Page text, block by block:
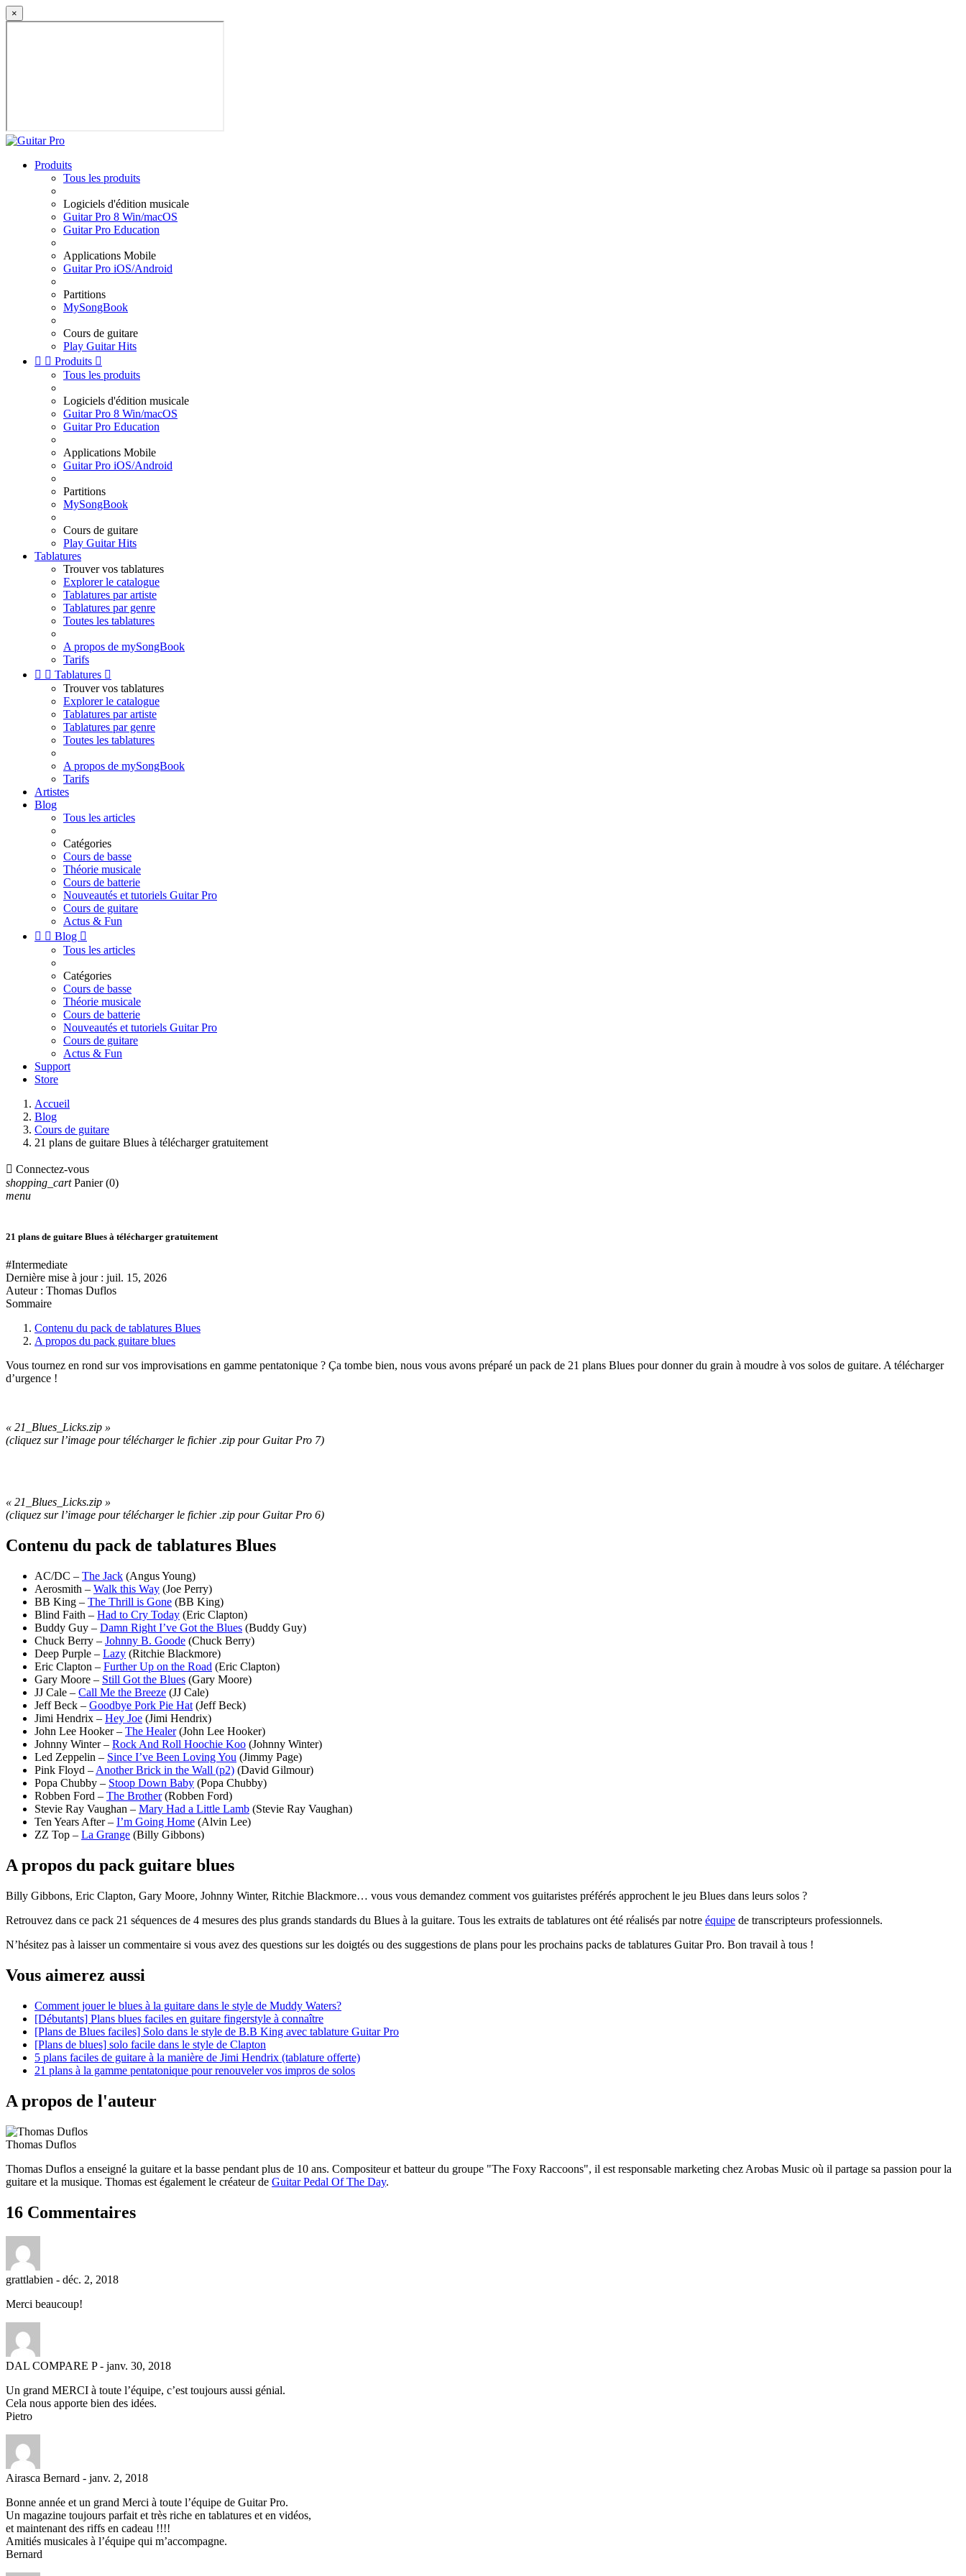
×
Produits
Tous les produits
Logiciels d'édition musicale
Guitar Pro 8 Win/macOS
Guitar Pro Education
Applications Mobile
Guitar Pro iOS/Android
Partitions
MySongBook
Cours de guitare
Play Guitar Hits
  Produits 
Tous les produits
Logiciels d'édition musicale
Guitar Pro 8 Win/macOS
Guitar Pro Education
Applications Mobile
Guitar Pro iOS/Android
Partitions
MySongBook
Cours de guitare
Play Guitar Hits
Tablatures
Trouver vos tablatures
Explorer le catalogue
Tablatures par artiste
Tablatures par genre
Toutes les tablatures
A propos de mySongBook
Tarifs
  Tablatures 
Trouver vos tablatures
Explorer le catalogue
Tablatures par artiste
Tablatures par genre
Toutes les tablatures
A propos de mySongBook
Tarifs
Artistes
Blog
Tous les articles
Catégories
Cours de basse
Théorie musicale
Cours de batterie
Nouveautés et tutoriels Guitar Pro
Cours de guitare
Actus & Fun
  Blog 
Tous les articles
Catégories
Cours de basse
Théorie musicale
Cours de batterie
Nouveautés et tutoriels Guitar Pro
Cours de guitare
Actus & Fun
Support
Store
Accueil
Blog
Cours de guitare
21 plans de guitare Blues à télécharger gratuitement
 Connectez-vous
shopping_cart Panier (0)
menu
21 plans de guitare Blues à télécharger gratuitement
#Intermediate
Dernière mise à jour : juil. 15, 2026
Auteur : Thomas Duflos
Sommaire
Contenu du pack de tablatures Blues
A propos du pack guitare blues
Vous tournez en rond sur vos improvisations en gamme pentatonique ? Ça tombe bien, nous vous avons préparé un pack de 21 plans Blues pour donner du grain à moudre à vos solos de guitare. A télécharger
d’urgence !
« 21_Blues_Licks.zip »
(cliquez sur l’image pour télécharger le fichier .zip pour Guitar Pro 7)
« 21_Blues_Licks.zip »
(cliquez sur l’image pour télécharger le fichier .zip pour Guitar Pro 6)
Contenu du pack de tablatures Blues
AC/DC – The Jack (Angus Young)
Aerosmith – Walk this Way (Joe Perry)
BB King – The Thrill is Gone (BB King)
Blind Faith – Had to Cry Today (Eric Clapton)
Buddy Guy – Damn Right I’ve Got the Blues (Buddy Guy)
Chuck Berry – Johnny B. Goode (Chuck Berry)
Deep Purple – Lazy (Ritchie Blackmore)
Eric Clapton – Further Up on the Road (Eric Clapton)
Gary Moore – Still Got the Blues (Gary Moore)
JJ Cale – Call Me the Breeze (JJ Cale)
Jeff Beck – Goodbye Pork Pie Hat (Jeff Beck)
Jimi Hendrix – Hey Joe (Jimi Hendrix)
John Lee Hooker – The Healer(John Lee Hooker)
Johnny Winter – Rock And Roll Hoochie Koo (Johnny Winter)
Led Zeppelin – Since I’ve Been Loving You (Jimmy Page)
Pink Floyd – Another Brick in the Wall (p2) (David Gilmour)
Popa Chubby – Stoop Down Baby (Popa Chubby)
Robben Ford – The Brother(Robben Ford)
Stevie Ray Vaughan – Mary Had a Little Lamb (Stevie Ray Vaughan)
Ten Years After – I’m Going Home (Alvin Lee)
ZZ Top – La Grange (Billy Gibbons)
A propos du pack guitare blues
Billy Gibbons, Eric Clapton, Gary Moore, Johnny Winter, Ritchie Blackmore… vous vous demandez comment vos guitaristes préférés approchent le jeu Blues dans leurs solos ?
Retrouvez dans ce pack 21 séquences de 4 mesures des plus grands standards du Blues à la guitare. Tous les extraits de tablatures ont été réalisés par notre équipe de transcripteurs professionnels.
N’hésitez pas à laisser un commentaire si vous avez des questions sur les doigtés ou des suggestions de plans pour les prochains packs de tablatures Guitar Pro. Bon travail à tous !
Vous aimerez aussi
Comment jouer le blues à la guitare dans le style de Muddy Waters?
[Débutants] Plans blues faciles en guitare fingerstyle à connaître
[Plans de Blues faciles] Solo dans le style de B.B King avec tablature Guitar Pro
[Plans de blues] solo facile dans le style de Clapton
5 plans faciles de guitare à la manière de Jimi Hendrix (tablature offerte)
21 plans à la gamme pentatonique pour renouveler vos impros de solos
A propos de l'auteur
Thomas Duflos
Thomas Duflos a enseigné la guitare et la basse pendant plus de 10 ans. Compositeur et batteur du groupe "The Foxy Raccoons", il est responsable marketing chez Arobas Music où il partage sa passion pour la
guitare et la musique. Thomas est également le créateur de Guitar Pedal Of The Day.
16 Commentaires
grattlabien - déc. 2, 2018
Merci beaucoup!
DAL COMPARE P- janv. 30, 2018
Un grand MERCI à toute l’équipe, c’est toujours aussi génial.
Cela nous apporte bien des idées.
Pietro
Airasca Bernard - janv. 2, 2018
Bonne année et un grand Merci à toute l’équipe de Guitar Pro.
Un magazine toujours parfait et très riche en tablatures et en vidéos,
et maintenant des riffs en cadeau !!!!
Amitiés musicales à l’équipe qui m’accompagne.
Bernard